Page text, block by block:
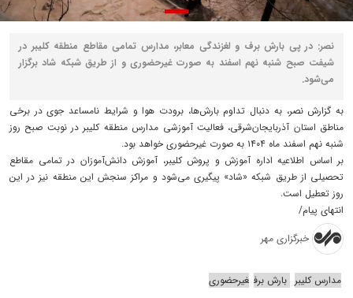
نصر: در پی بارش برف و لغزندگی معابر، مدارس تمامی مقاطع منطقه کلیبر در
شیفت صبح شنبه نهم اسفند به صورت غیرحضوری و از طریق شبکه شاد برگزار
می‌شود.
به گزارش نصر، به دنبال تداوم بارش‌ها، برودت هوا و شرایط نامساعد جوی در برخی
مناطق استان آذربایجان‌شرقی، فعالیت آموزشی مدارس منطقه کلیبر در نوبت صبح روز
شنبه نهم اسفند ماه ۱۴۰۴ به صورت غیرحضوری خواهد بود.
بر اساس اطلاعیه اداره آموزش و پروش کلیبر، آموزش دانش‌آموزان در تمامی مقاطع
تحصیلی از طریق شبکه «شاد» پیگیری می‌شود و مراکز سنجش این منطقه نیز در این
روز تعطیل است.
انتهای پیام/
خبرگزاری مهر
مدارس کلیبر بارش برف غیرحضوری